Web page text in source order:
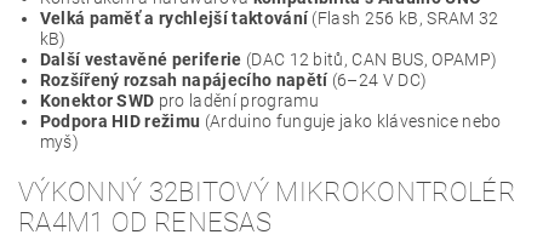
Velká paměť a rychlejší taktování (Flash 256 kB, SRAM 32
kB)
Další vestavěné periferie (DAC 12 bitů, CAN BUS, OPAMP)
Rozšířený rozsah napájecího napětí (6–24 V DC)
Konektor SWD pro ladění programu
Podpora HID režimu (Arduino funguje jako klávesnice nebo
myš)
VÝKONNÝ 32BITOVÝ MIKROKONTROLÉR
RA4M1 OD RENESAS